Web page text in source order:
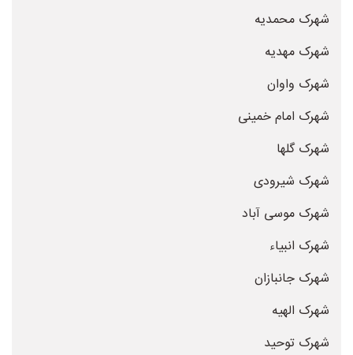
شهرک محمدیه
شهرک مهدیه
شهرک واوان
شهرک امام خمینی
شهرک گلها
شهرک شیرودی
شهرک موسی آباد
شهرک انبیاء
شهرک جانبازان
شهرک الهیه
شهرک توحید